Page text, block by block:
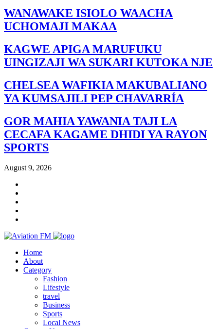
WANAWAKE ISIOLO WAACHA
UCHOMAJI MAKAA
KAGWE APIGA MARUFUKU
UINGIZAJI WA SUKARI KUTOKA NJE
CHELSEA WAFIKIA MAKUBALIANO
YA KUMSAJILI PEP CHAVARRÍA
GOR MAHIA YAWANIA TAJI LA
CECAFA KAGAME DHIDI YA RAYON
SPORTS
August 9, 2026
Home
About
Category
Fashion
Lifestyle
travel
Business
Sports
Local News